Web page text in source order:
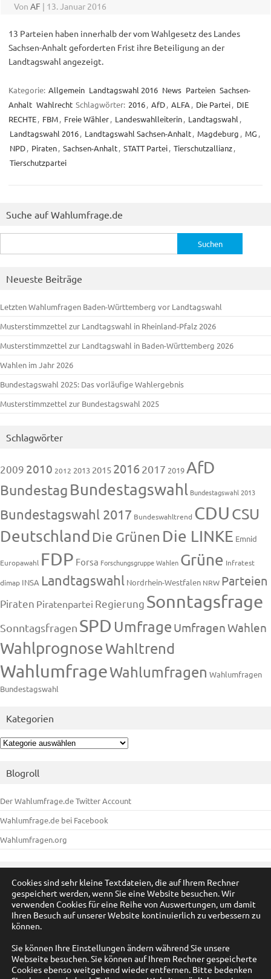
Von AF | 13. Januar 2016
13 Parteien haben innerhalb der vom Wahlgesetz des Landes
Sachsen-Anhalt geforderten Frist ihre Beteiligung an der
Landtagswahl angezeigt.
Kategorie: Allgemein Landtagswahl 2016 News Parteien Sachsen-
Anhalt Wahlrecht Schlagwörter: 2016, AfD, ALFA , Die Partei, DIE
RECHTE, FBM, Freie Wähler, Landeswahlleiterin, Landtagswahl ,
Landtagswahl 2016, Landtagswahl Sachsen-Anhalt, Magdeburg , MG ,
NPD, Piraten, Sachsen-Anhalt, STATT Partei, Tierschutzallianz,
Tierschutzpartei
Suche auf Wahlumfrage.de
nach:
Neueste Beiträge
Letzten Wahlumfragen Baden-Württemberg vor Landtagswahl
Musterstimmzettel zur Landtagswahl in Rheinland-Pfalz 2026
Musterstimmzettel zur Landtagswahl in Baden-Württemberg 2026
Wahlen im Jahr 2026
Bundestagswahl 2025: Das vorläufige Wahlergebnis
Musterstimmzettel zur Bundestagswahl 2025
Schlagwörter
2009 2010 2012 2013 2015 20162017 2019AfD
Bundestag Bundestagswahl Bundestagswahl 2013
Bundestagswahl 2017 Bundeswahltrend CDUCSU
Deutschland Die Grünen Die LINKE Emnid
Europawahl FDP Forsa Forschungsgruppe Wahlen Grüne Infratest
dimap INSA Landtagswahl Nordrhein-Westfalen NRW Parteien
Piraten Piratenpartei Regierung Sonntagsfrage
Sonntagsfragen SPD Umfrage UmfragenWahlen
WahlprognoseWahltrend
WahlumfrageWahlumfragen Wahlumfragen
Bundestagswahl
Kategorien
Kategorien
Blogroll
Der Wahlumfrage.de Twitter Account
Wahlumfrage.de bei Facebook
Wahlumfragen.org
Anmelden
Eintrags-Feed
WordPress.org
Cookies sind sehr kleine Textdateien, die auf Ihrem Rechner
gespeichert werden, wenn Sie eine Website besuchen. Wir
verwenden Cookies für eine Reihe von Auswertungen, um damit
Ihren Besuch auf unserer Website kontinuierlich zu verbessern zu
können.
Sie können Ihre Einstellungen ändern während Sie unsere
Webseite besuchen. Sie können auf Ihrem Rechner gespeicherte
Cookies ebenso weitgehend wieder entfernen. Bitte bedenken